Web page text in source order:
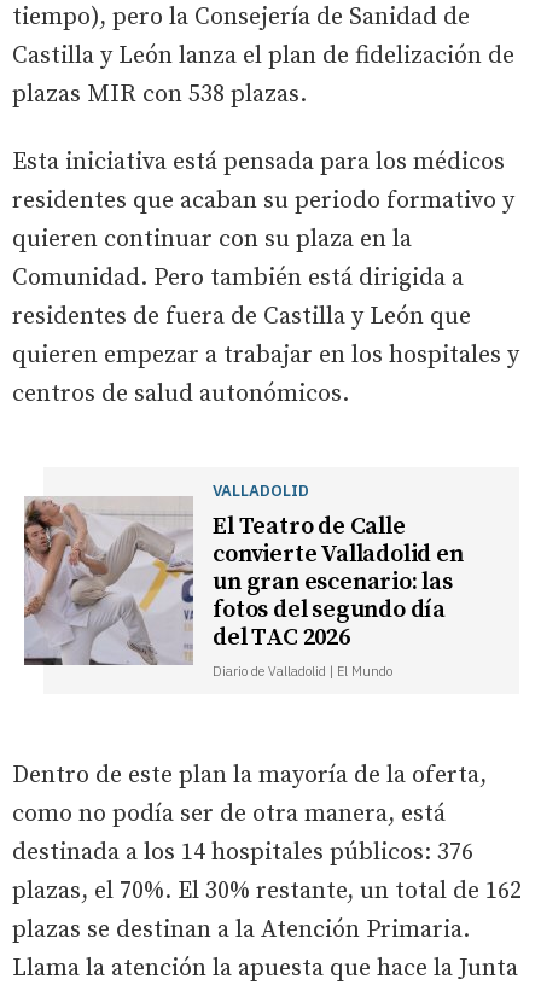
tiempo), pero la Consejería de Sanidad de
Castilla y León lanza el plan de fidelización de
plazas MIR con 538 plazas.
Esta iniciativa está pensada para los médicos
residentes que acaban su periodo formativo y
quieren continuar con su plaza en la
Comunidad. Pero también está dirigida a
residentes de fuera de Castilla y León que
quieren empezar a trabajar en los hospitales y
centros de salud autonómicos.
VALLADOLID
El Teatro de Calle
convierte Valladolid en
un gran escenario: las
fotos del segundo día
del TAC 2026
Diario de Valladolid | El Mundo
Dentro de este plan la mayoría de la oferta,
como no podía ser de otra manera, está
destinada a los 14 hospitales públicos: 376
plazas, el 70%. El 30% restante, un total de 162
plazas se destinan a la Atención Primaria.
Llama la atención la apuesta que hace la Junta